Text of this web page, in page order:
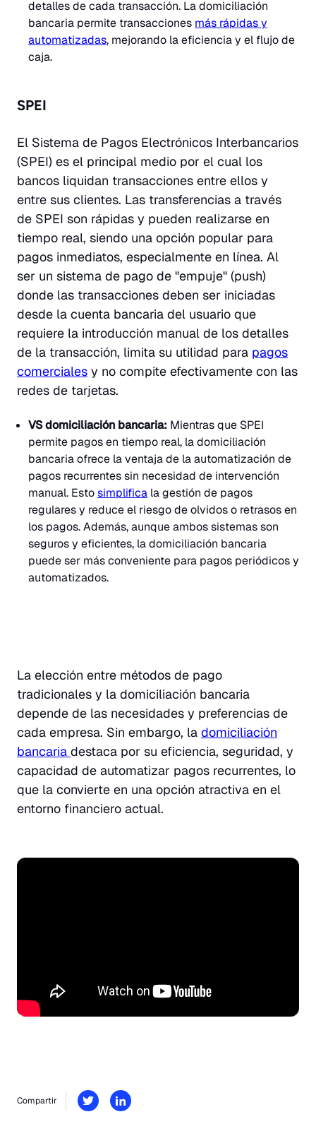
detalles de cada transacción. La domiciliación
bancaria permite transacciones más rápidas y
automatizadas, mejorando la eficiencia y el flujo de
caja.
SPEI
El Sistema de Pagos Electrónicos Interbancarios
(SPEI) es el principal medio por el cual los
bancos liquidan transacciones entre ellos y
entre sus clientes. Las transferencias a través
de SPEI son rápidas y pueden realizarse en
tiempo real, siendo una opción popular para
pagos inmediatos, especialmente en línea. Al
ser un sistema de pago de "empuje" (push)
donde las transacciones deben ser iniciadas
desde la cuenta bancaria del usuario que
requiere la introducción manual de los detalles
de la transacción, limita su utilidad para pagos
comerciales y no compite efectivamente con las
redes de tarjetas.
VS domiciliación bancaria: Mientras que SPEI
permite pagos en tiempo real, la domiciliación
bancaria ofrece la ventaja de la automatización de
pagos recurrentes sin necesidad de intervención
manual. Estosimplifica la gestión de pagos
regulares y reduce el riesgo de olvidos o retrasos en
los pagos. Además, aunque ambos sistemas son
seguros y eficientes, la domiciliación bancaria
puede ser más conveniente para pagos periódicos y
automatizados.
La elección entre métodos de pago
tradicionales y la domiciliación bancaria
depende de las necesidades y preferencias de
cada empresa. Sin embargo, la domiciliación
bancaria destaca por su eficiencia, seguridad, y
capacidad de automatizar pagos recurrentes, lo
que la convierte en una opción atractiva en el
entorno financiero actual.
Compartir